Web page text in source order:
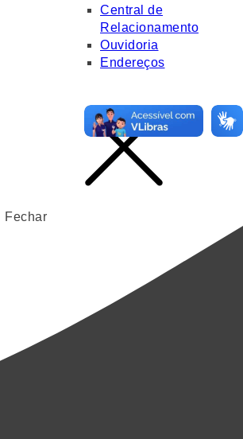
Central de
Relacionamento
Ouvidoria
Endereços
Fechar